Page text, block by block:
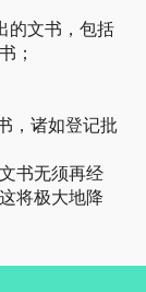
的文书，包括
；
，诸如登记批
书无须再经
将极大地降